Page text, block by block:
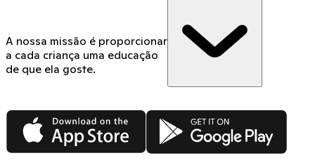
A nossa missão é proporcionar
a cada criança uma educação
de que ela goste.
App Store Google Play